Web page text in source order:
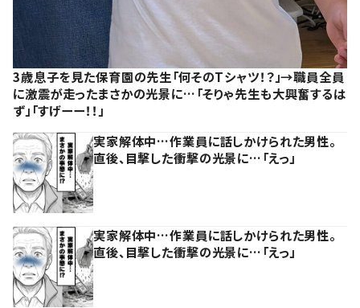
3歳息子を見た保育園の先生「何そのTシャツ！？」→職員全員
に激震が走ったまさかの光景に…「そりゃ先生も大興奮するは
ず」「すげーー！！」
実家解体中…作業員に話しかけられた男性。
直後、目撃した衝撃の光景に…「えっ」
実家解体中…作業員に話しかけられた男性。
直後、目撃した衝撃の光景に…「えっ」